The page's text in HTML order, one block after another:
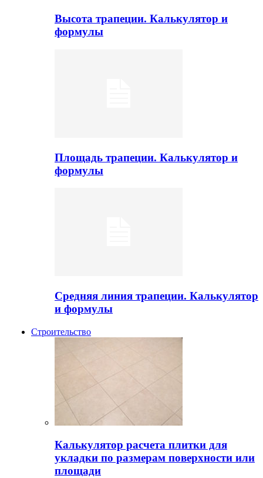
Высота трапеции. Калькулятор и
формулы
Площадь трапеции. Калькулятор и
формулы
Средняя линия трапеции. Калькулятор
и формулы
Строительство
Калькулятор расчета плитки для
укладки по размерам поверхности или
площади